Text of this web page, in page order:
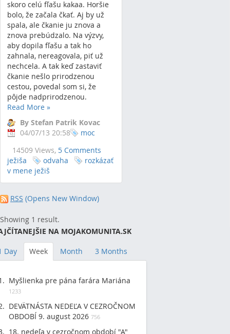
skoro celú fľašu kakaa. Horšie
bolo, že začala čkať. Aj by už
spala, ale čkanie ju znova a
znova prebúdzalo. Na výzvy,
aby dopila fľašu a tak ho
zahnala, nereagovala, piť už
nechcela. A tak keď zastaviť
čkanie nešlo prirodzenou
cestou, povedal som si, že
pôjde nadprirodzenou.
Read More »
By Stefan Patrik Kovac
04/07/13 20:58
14509 Views, 5 Comments
moc
ježiša odvaha
rozkázať
v mene ježiš
RSS (Opens New Window)
Showing 1 result.
NA MOJAKOMUNITA.SK
Day Week Month 3 Months
Myšlienka pre pána farára Mariána
1233
DEVÄTNÁSTA NEDEĽA V CEZROČNOM
OBDOBÍ 9. august 2026 756
18. nedeľa v cezročnom období "A"